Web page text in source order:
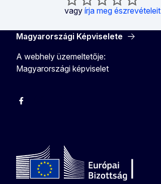
vagy írja meg észrevételeit
Magyarországi Képviselete
A webhely üzemeltetője:
Magyarországi képviselet
Facebook